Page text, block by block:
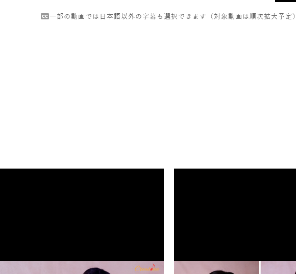
一部の動画では日本語以外の字幕も選択できます（対象動画は順次拡大予定）